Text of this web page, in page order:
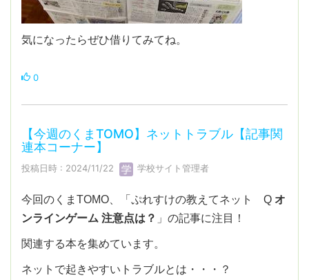
気になったらぜひ借りてみてね。
0
【今週のくまTOMO】ネットトラブル【記事関
連本コーナー】
投稿日時 : 2024/11/22 学校サイト管理者
今回のくまTOMO、「ぷれすけの教えてネット Q オ
ンラインゲーム 注意点は？ 」の記事に注目！
関連する本を集めています。
ネットで起きやすいトラブルとは・・・？